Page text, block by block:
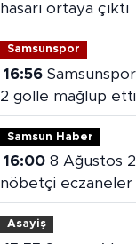
hasarı ortaya çıktı
Samsunspor
16:56Samsunspor Kasımpaşa'yı
2 golle mağlup etti
Samsun Haber
16:008 Ağustos 2026 Samsun
nöbetçi eczaneler
Asayiş